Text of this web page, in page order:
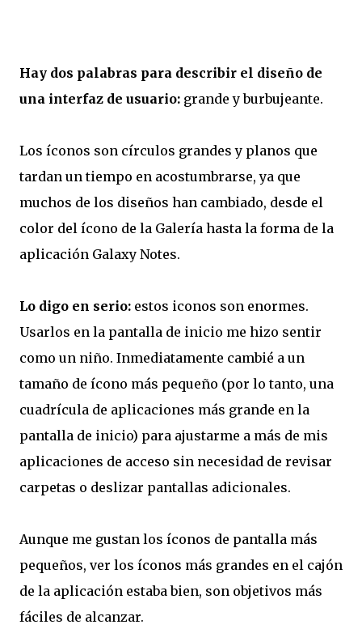
Hay dos palabras para describir el diseño de
una interfaz de usuario: grande y burbujeante.
Los íconos son círculos grandes y planos que
tardan un tiempo en acostumbrarse, ya que
muchos de los diseños han cambiado, desde el
color del ícono de la Galería hasta la forma de la
aplicación Galaxy Notes.
Lo digo en serio: estos iconos son enormes.
Usarlos en la pantalla de inicio me hizo sentir
como un niño. Inmediatamente cambié a un
tamaño de ícono más pequeño (por lo tanto, una
cuadrícula de aplicaciones más grande en la
pantalla de inicio) para ajustarme a más de mis
aplicaciones de acceso sin necesidad de revisar
carpetas o deslizar pantallas adicionales.
Aunque me gustan los íconos de pantalla más
pequeños, ver los íconos más grandes en el cajón
de la aplicación estaba bien, son objetivos más
fáciles de alcanzar.